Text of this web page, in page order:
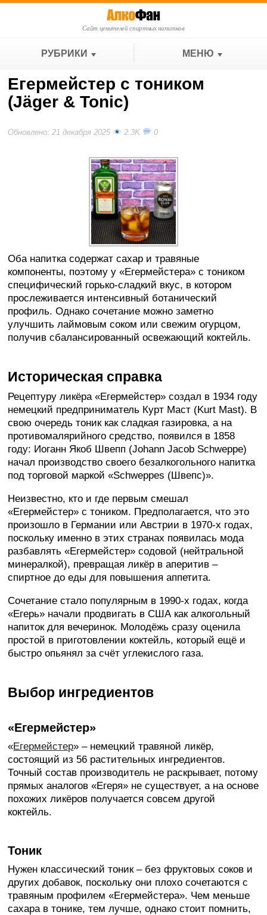
Сайт ценителей спиртных напитков
РУБРИКИ МЕНЮ
Егермейстер с тоником
(Jäger & Tonic)
Обновлено: 21 декабря 2025 2.3K 0
Оба напитка содержат сахар и травяные
компоненты, поэтому у «Егермейстера» с тоником
специфический горько-сладкий вкус, в котором
прослеживается интенсивный ботанический
профиль. Однако сочетание можно заметно
улучшить лаймовым соком или свежим огурцом,
получив сбалансированный освежающий коктейль.
Историческая справка
Рецептуру ликёра «Егермейстер» создал в 1934 году
немецкий предприниматель Курт Маст (Kurt Mast). В
свою очередь тоник как сладкая газировка, а на
противомалярийного средство, появился в 1858
году: Иоганн Якоб Швепп (Johann Jacob Schweppe)
начал производство своего безалкогольного напитка
под торговой маркой «Schweppes (Швепс)».
Неизвестно, кто и где первым смешал
«Егермейстер» с тоником. Предполагается, что это
произошло в Германии или Австрии в 1970-х годах,
поскольку именно в этих странах появилась мода
разбавлять «Егермейстер» содовой (нейтральной
минералкой), превращая ликёр в аперитив –
спиртное до еды для повышения аппетита.
Сочетание стало популярным в 1990-х годах, когда
«Егерь» начали продвигать в США как алкогольный
напиток для вечеринок. Молодёжь сразу оценила
простой в приготовлении коктейль, который ещё и
быстро опьянял за счёт углекислого газа.
Выбор ингредиентов
«Егермейстер»
«Егермейстер» – немецкий травяной ликёр,
состоящий из 56 растительных ингредиентов.
Точный состав производитель не раскрывает, потому
прямых аналогов «Егеря» не существует, а на основе
похожих ликёров получается совсем другой
коктейль.
Тоник
Нужен классический тоник – без фруктовых соков и
других добавок, поскольку они плохо сочетаются с
травяным профилем «Егермейстера». Чем меньше
сахара в тонике, тем лучше, однако стоит помнить,